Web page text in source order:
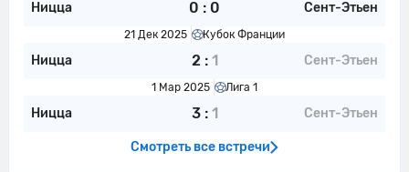
Сент-Этьен начинает контратаку
Данте выполняет отбор и завладевает
мячом для своей команды.
Сент-Этьен совершает вбрасывание
на своей половине поля
Ницца 0 : 0 Сент-Этьен
21 Дек 2025 Кубок Франции
Ницца 2: 1 Сент-Этьен
1 Мар 2025 Лига 1
Ницца 3: 1 Сент-Этьен
Смотреть все встречи